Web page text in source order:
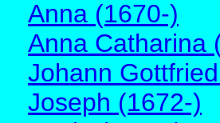
Anna (1670-)
Anna Catharina
Johann
Joseph (1672-)